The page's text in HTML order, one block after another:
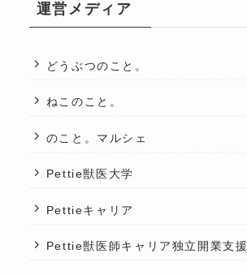
運営メディア
どうぶつのこと。
ねこのこと。
のこと。マルシェ
Pettie獣医大学
Pettieキャリア
Pettie獣医師キャリア独立開業支援